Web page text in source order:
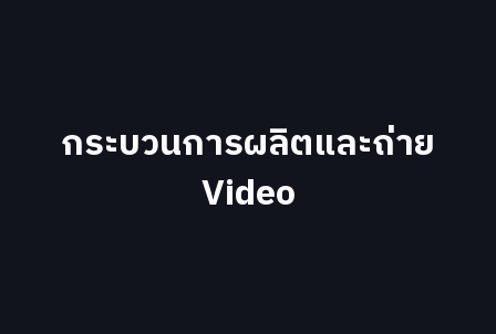
กระบวนการผลิตและถ่าย
Video